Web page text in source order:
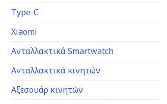
Type-C
Xiaomi
Ανταλλακτικά Smartwatch
Ανταλλακτικά κινητών
Αξεσουάρ κινητών